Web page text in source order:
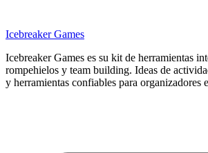
Icebreaker Games
Icebreaker Games es su kit de herramientas
rompehielos y team building. Ideas de
y herramientas confiables para organizadores